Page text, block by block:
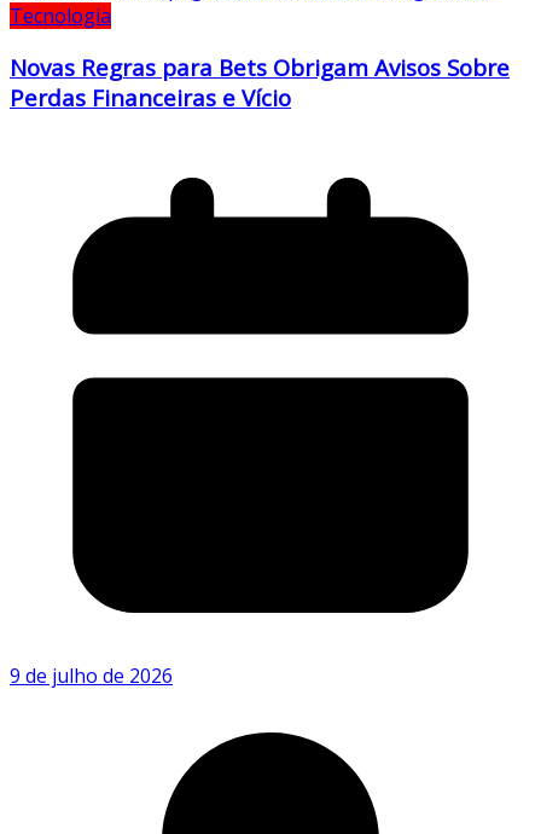
Tecnologia
Novas Regras para Bets Obrigam Avisos Sobre
Perdas Financeiras e Vício
9 de julho de 2026